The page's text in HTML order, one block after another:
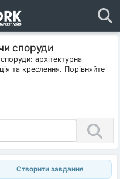
споруди
архітектурна
та креслення. Порівняйте
Створити завдання